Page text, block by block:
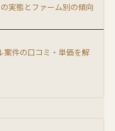
実態とファーム別の傾向
件の口コミ・単価を解